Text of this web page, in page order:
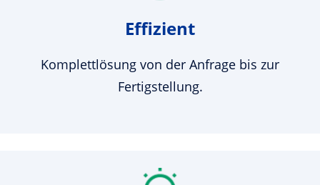
Effizient
Komplettlösung von der Anfrage bis zur
Fertigstellung.